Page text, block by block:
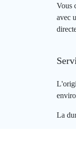
Vous
avec
La